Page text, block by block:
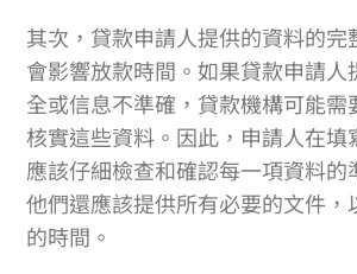
其次，貸款申請人提供的資料的完
會影響放款時間。如果貸款申請人
全或信息不準確，貸款機構可能需
核實這些資料。因此，申請人在填
應該仔細檢查和確認每一項資料的
他們還應該提供所有必要的文件，
的時間。